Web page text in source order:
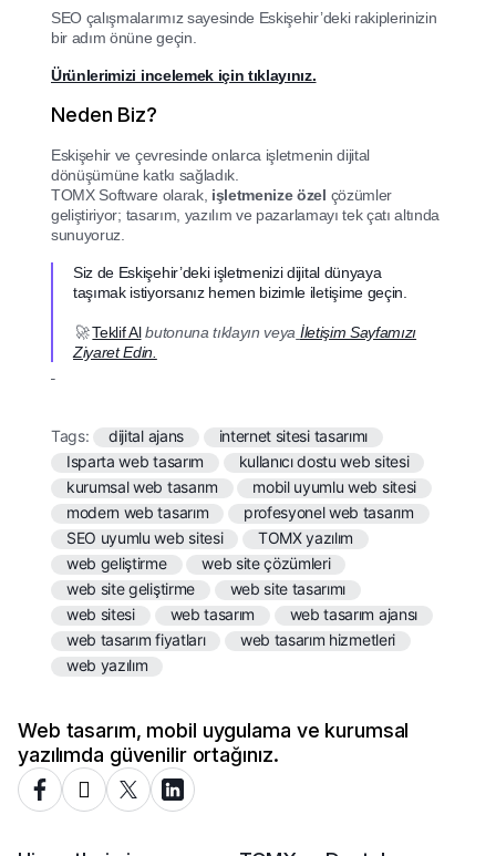
SEO çalışmalarımız sayesinde Eskişehir’deki rakiplerinizin
bir adım önüne geçin.
Ürünlerimizi incelemek için tıklayınız.
Neden Biz?
Eskişehir ve çevresinde onlarca işletmenin dijital
dönüşümüne katkı sağladık.
TOMX Software olarak, işletmenize özel çözümler
geliştiriyor; tasarım, yazılım ve pazarlamayı tek çatı altında
sunuyoruz.
Siz de Eskişehir’deki işletmenizi dijital dünyaya
taşımak istiyorsanız hemen bizimle iletişime geçin.
🚀Teklif Albutonuna tıklayın veya İletişim Sayfamızı
Ziyaret Edin.
Tags: dijital ajans
internet sitesi tasarımı
Isparta web tasarım
kullanıcı dostu web sitesi
kurumsal web tasarım
mobil uyumlu web sitesi
modern web tasarım
profesyonel web tasarım
SEO uyumlu web sitesi
TOMX yazılım
web geliştirme
web site çözümleri
web site geliştirme
web site tasarımı
web sitesi
web tasarım
web tasarım ajansı
web tasarım fiyatları
web tasarım hizmetleri
web yazılım
Web tasarım, mobil uygulama ve kurumsal
yazılımda güvenilir ortağınız.